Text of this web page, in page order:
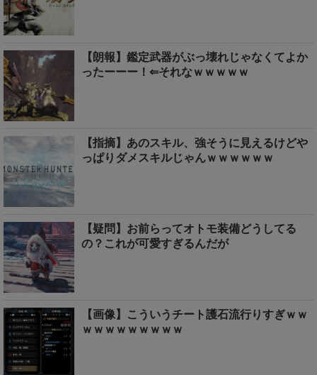
【朗報】鑑定武器がぶっ壊れじゃなくてよか
ったーーー！⇐それなｗｗｗｗｗ
【指摘】あのスキル、強そうに見えるけどや
っぱりダメスキルじゃんｗｗｗｗｗｗ
【疑問】お前らってオトモ装備どうしてる
の？これが可愛すぎるんだが
【画像】こういうチート護石流行りすぎｗｗ
ｗｗｗｗｗｗｗｗｗ